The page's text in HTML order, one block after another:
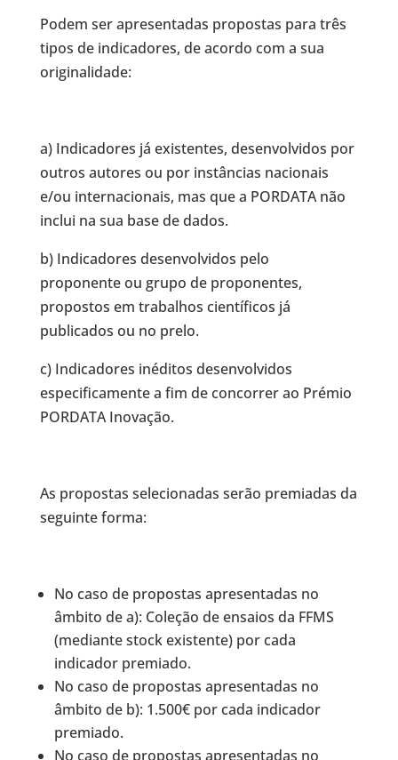
Podem ser apresentadas propostas para três
tipos de indicadores, de acordo com a sua
originalidade:
a) Indicadores já existentes, desenvolvidos por
outros autores ou por instâncias nacionais
e/ou internacionais, mas que a PORDATA não
inclui na sua base de dados.
b) Indicadores desenvolvidos pelo
proponente ou grupo de proponentes,
propostos em trabalhos científicos já
publicados ou no prelo.
c) Indicadores inéditos desenvolvidos
especificamente a fim de concorrer ao Prémio
PORDATA Inovação.
As propostas selecionadas serão premiadas da
seguinte forma:
No caso de propostas apresentadas no
âmbito de a): Coleção de ensaios da FFMS
(mediante stock existente) por cada
indicador premiado.
No caso de propostas apresentadas no
âmbito de b): 1.500€ por cada indicador
premiado.
No caso de propostas apresentadas no